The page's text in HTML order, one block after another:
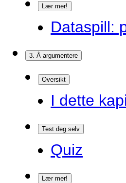
Lær mer!
Dataspill:
3. Å argumentere
Oversikt
I dette
Test deg selv
Quiz
Lær mer!